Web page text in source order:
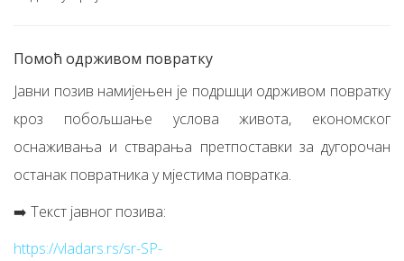
Помоћ одрживом повратку
Јавни позив намијењен је подршци одрживом повратку
кроз побољшање услова живота, економског
оснаживања и стварања претпоставки за дугорочан
останак повратника у мјестима повратка.
➡️ Текст јавног позива:
https://vladars.rs/sr-SP-